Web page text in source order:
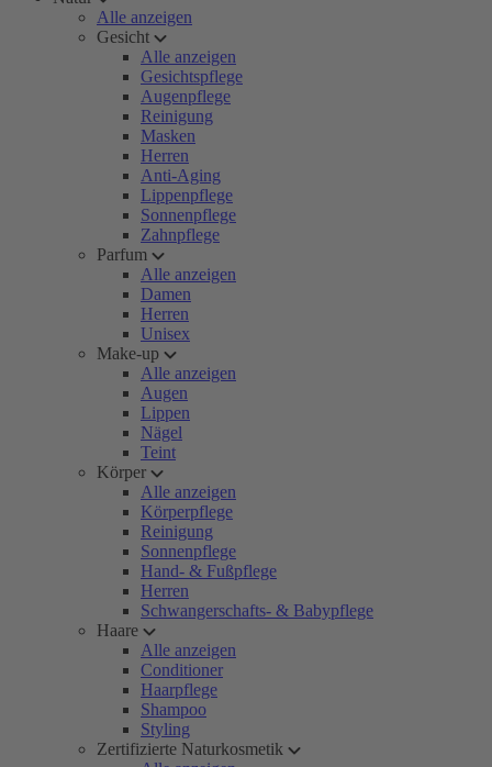
Alle anzeigen
Gesicht
Alle anzeigen
Gesichtspflege
Augenpflege
Reinigung
Masken
Herren
Anti-Aging
Lippenpflege
Sonnenpflege
Zahnpflege
Parfum
Alle anzeigen
Damen
Herren
Unisex
Make-up
Alle anzeigen
Augen
Lippen
Nägel
Teint
Körper
Alle anzeigen
Körperpflege
Reinigung
Sonnenpflege
Hand- & Fußpflege
Herren
Schwangerschafts- & Babypflege
Haare
Alle anzeigen
Conditioner
Haarpflege
Shampoo
Styling
Zertifizierte Naturkosmetik